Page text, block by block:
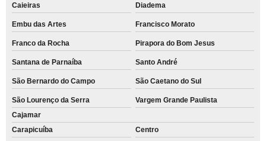
Caieiras
Diadema
Embu das Artes Francisco Morato
Franco da Rocha Pirapora do Bom Jesus
Santana de Parnaíba Santo André
São Bernardo do Campo São Caetano do Sul
São Lourenço da Serra
Vargem Grande Paulista
Cajamar
Carapicuíba
Centro